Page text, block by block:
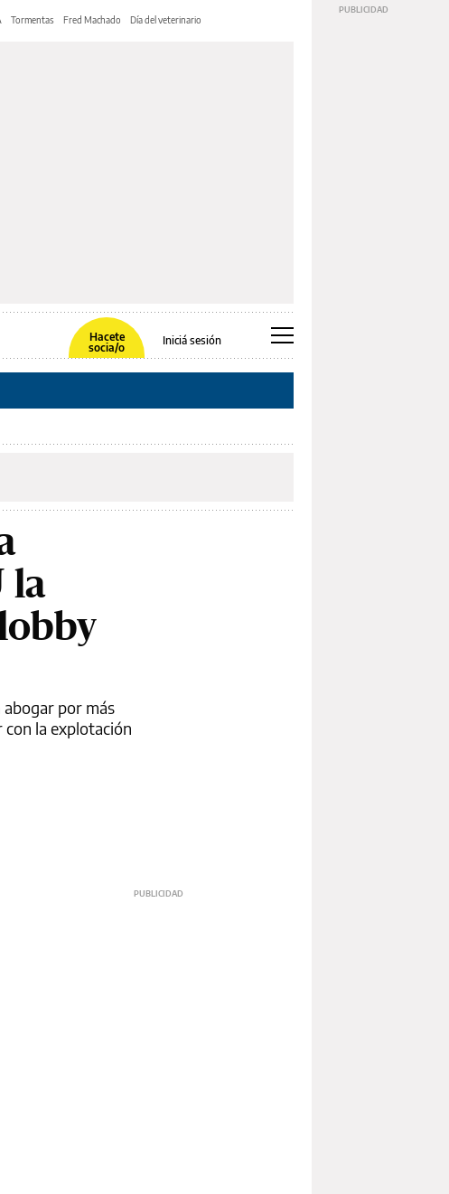
Tormentas Fred Machado Día del veterinario
Hacete
socia/o
Iniciá sesión
la
por más
la explotación